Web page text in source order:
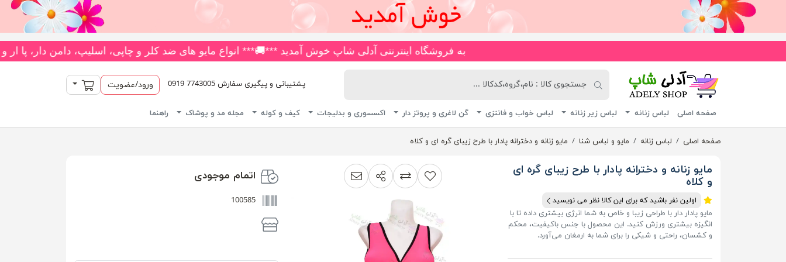
به فروشگاه اینترنتی آدلی شاپ خوش آمدید ***🚚*** انواع مایو های ضد کلر و چاپی، اسلیپ، دامن دار، پا ار و یکسره با بیش از 180 مدل متنوع *** جدیدترین و بیشترین تنوع بادی‌های یکسره فانتزی را از فروشگاه ما بخواهید! 👗 متنوع‌ترین کلکسیون
پشتیبانی و پیگیری سفارش 7743005 0919
ورود/عضویت سبد خرید
صفحه اصلی لباس زنانه لباس زیر زنانه لباس خواب و فانتزی گن لاغری و پروتز دار اکسسوری و بدلیجات کیف و کوله مجله مد و پوشاک راهنما
صفحه اصلی لباس زنانه مایو و لباس شنا مایو زنانه و دخترانه پادار با طرح زیبای گره ای و کلاه
افزودن به لیست مقایسه
اشتراک گذاریپیشنهاد به دوست
مایو زنانه و دخترانه پادار با طرح زیبای گره ای
و کلاه
اولین نفر باشید که برای این کالا نظر می نویسید
مایو پادار دار با طراحی زیبا و خاص به شما انرژی بیشتری داده تا با
انگیزه بیشتری ورزش کنید. این محصول با جنس باکیفیت، محکم
و کشسان، راحتی و شیکی را برای شما به ارمغان می‌آورد.
اتمام موجودی
100585